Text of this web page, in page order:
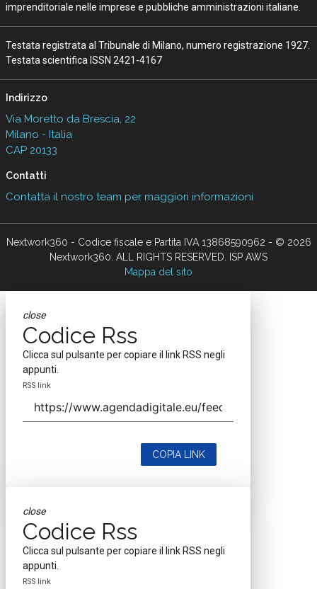
imprenditoriale nelle imprese e pubbliche amministrazioni italiane.
Testata registrata al Tribunale di Milano, numero registrazione 1927.
Testata scientifica ISSN 2421-4167
Indirizzo
Via Moretto da Brescia, 22
Milano - Italia
CAP 20133
Contatti
Contatta il nostro team per maggiori informazioni
Nextwork360 - Codice fiscale e Partita IVA 13868590962 - © 2026
Nextwork360. ALL RIGHTS RESERVED. ISP AWS
Mappa del sito
close
Codice Rss
Clicca sul pulsante per copiare il link RSS negli
appunti.
RSS link
COPIA LINK
close
Codice Rss
Clicca sul pulsante per copiare il link RSS negli
appunti.
RSS link